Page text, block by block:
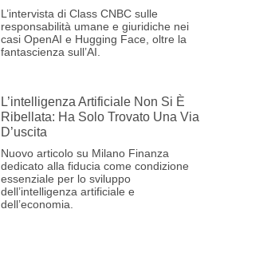
L’intervista di Class CNBC sulle
responsabilità umane e giuridiche nei
casi OpenAI e Hugging Face, oltre la
fantascienza sull’AI.
L’intelligenza Artificiale Non Si È
Ribellata: Ha Solo Trovato Una Via
D’uscita
Nuovo articolo su Milano Finanza
dedicato alla fiducia come condizione
essenziale per lo sviluppo
dell’intelligenza artificiale e
dell’economia.